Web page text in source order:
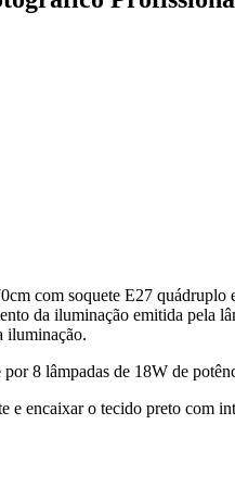
com soquete E27 quádruplo
da iluminação emitida pela
iluminação.
8 lâmpadas de 18W de
e encaixar o tecido preto com